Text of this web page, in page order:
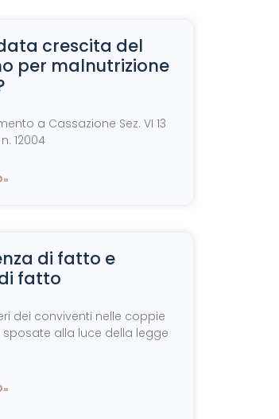
crescita del
per malnutrizione
a Cassazione Sez. VI 13
12004
di fatto e
fatto
dei conviventi nelle coppie
alla luce della legge